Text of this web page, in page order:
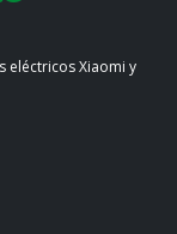
eléctricos Xiaomi y